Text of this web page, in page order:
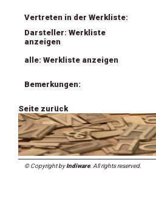
Vertreten in der Werkliste:
Darsteller: Werkliste
anzeigen
alle: Werkliste anzeigen
Bemerkungen:
Seite zurück
© Copyright byIndiware. All rights reserved.